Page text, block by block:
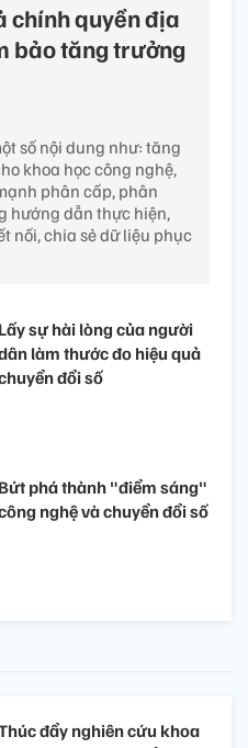
chính quyền địa
bảo tăng trưởng
số nội dung như: tăng
khoa học công nghệ,
phân cấp, phân
hướng dẫn thực hiện,
nối, chia sẻ dữ liệu phục
Lấy sự hài lòng của người
làm thước đo hiệu quả
đổi số
Bứt phá thành "điểm sáng"
nghệ và chuyển đổi số
đẩy nghiên cứu khoa